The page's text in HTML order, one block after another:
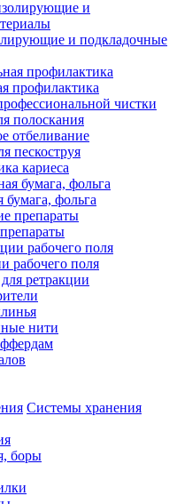
и подкладочные
профилактика
чистки
полоскания
отбеливание
пескоструя
кариеса
фольга
рабочего поля
ретракции
нити
Системы хранения
боры